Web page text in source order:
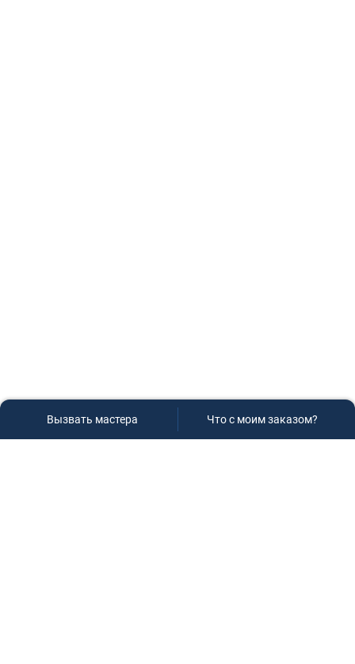
Вызвать мастера Что с моим заказом?